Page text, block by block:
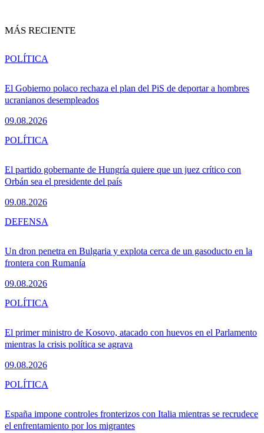
MÁS RECIENTE
El Gobierno polaco rechaza el plan del PiS de deportar a hombres
ucranianos desempleados
09.08.2026
POLÍTICA
El partido gobernante de Hungría quiere que un juez crítico con
Orbán sea el presidente del país
09.08.2026
POLÍTICA
Un dron penetra en Bulgaria y explota cerca de un gasoducto en la
frontera con Rumanía
09.08.2026
DEFENSA
El primer ministro de Kosovo, atacado con huevos en el Parlamento
mientras la crisis política se agrava
09.08.2026
POLÍTICA
España impone controles fronterizos con Italia mientras se recrudece
el enfrentamiento por los migrantes
POLÍTICA